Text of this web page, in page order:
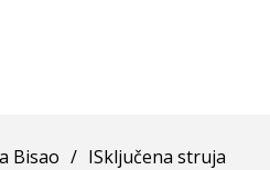
Bisao / ISključena struja